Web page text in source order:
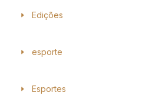
Edições
esporte
Esportes